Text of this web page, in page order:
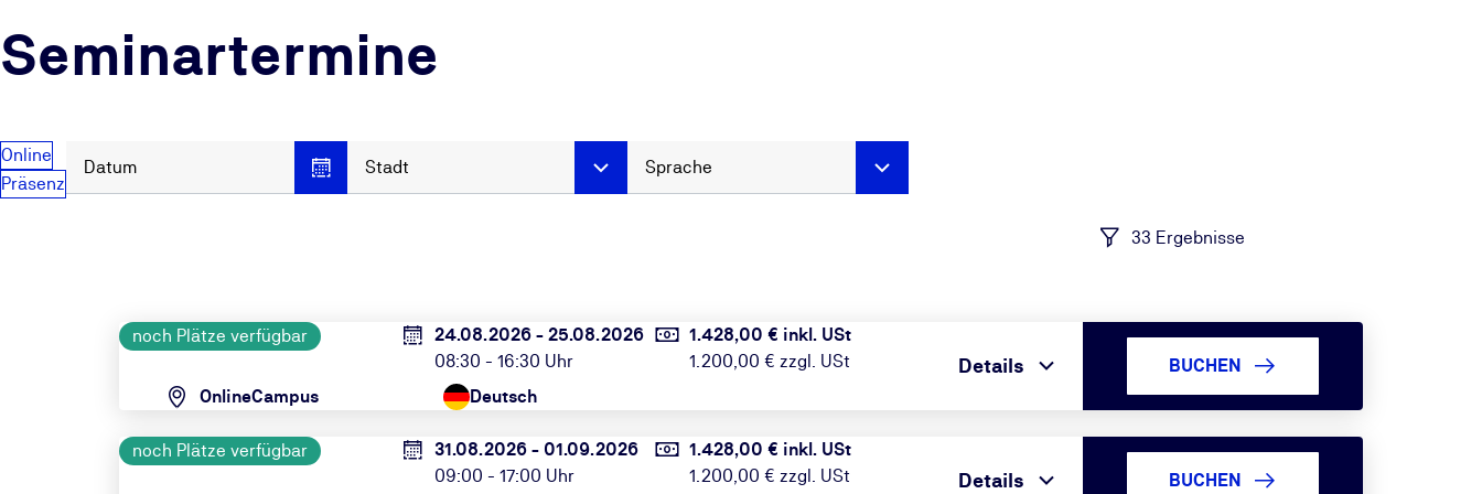
Seminartermine
Online
Präsenz
Datum Stadt Sprache
33 Ergebnisse
noch Plätze verfügbar
24.08.2026 - 25.08.2026
08:30 - 16:30 Uhr
1.428,00 € inkl. USt
1.200,00 € zzgl. USt
OnlineCampus
Deutsch
Details BUCHEN
noch Plätze verfügbar
31.08.2026 - 01.09.2026
09:00 - 17:00 Uhr
1.428,00 € inkl. USt
1.200,00 € zzgl. USt
Details BUCHEN